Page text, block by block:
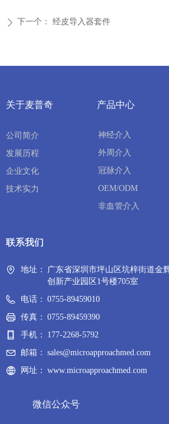
ꄲ 下一个： 经皮导入器套件
关于麦普奇
公司简介
发展历程
企业文化
技术实力
产品中心
神经介入
外周介入
冠脉介入
OEM/ODM
非血管介入
地址：
广东省深圳市坪山区坑梓街道金
创新产业园区1号楼705室
电话： 0755-89459010
传真： 0755-89459390
手机：
177-2268-5792
邮箱： sales@microapproachmed.com
网址： www.microapproachmed.com
联系我们
联系我们
微信公众号